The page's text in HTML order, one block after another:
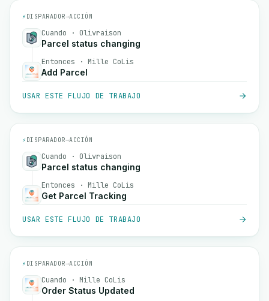
⚡ DISPARADOR→ACCIÓN
Cuando · Olivraison
Parcel status changing
Entonces · Mille CoLis
Add Parcel
USAR ESTE FLUJO DE TRABAJO
⚡ DISPARADOR→ACCIÓN
Cuando · Olivraison
Parcel status changing
Entonces · Mille CoLis
Get Parcel Tracking
USAR ESTE FLUJO DE TRABAJO
⚡ DISPARADOR→ACCIÓN
Cuando · Mille CoLis
Order Status Updated